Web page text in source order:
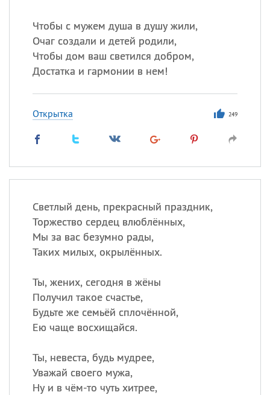
Чтобы с мужем душа в душу жили,
Очаг создали и детей родили,
Чтобы дом ваш светился добром,
Достатка и гармонии в нем!
Открытка 249
Светлый день, прекрасный праздник,
Торжество сердец влюблённых,
Мы за вас безумно рады,
Таких милых, окрылённых.
Ты, жених, сегодня в жёны
Получил такое счастье,
Будьте же семьёй сплочённой,
Ею чаще восхищайся.
Ты, невеста, будь мудрее,
Уважай своего мужа,
Ну и в чём-то чуть хитрее,